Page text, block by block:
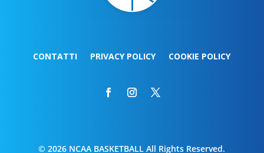
CONTATTI PRIVACY POLICY COOKIE POLICY
© 2026 NCAA BASKETBALL All Rights Reserved.